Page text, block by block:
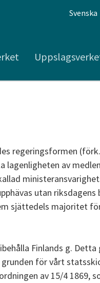
Svenska
regeringsformen
lagenligheten av
utan riksdagens
sjättedels majoritet
Finlands g.
för vårt
av 15/4 1869,